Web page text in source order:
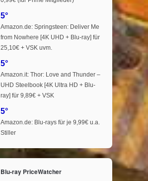
5°
Amazon.de: Springsteen: Deliver Me
from Nowhere [4K UHD + Blu-ray] für
25,10€ + VSK uvm.
5°
Amazon.it: Thor: Love and Thunder –
UHD Steelbook [4K Ultra HD + Blu-
ray] für 9,89€ + VSK
5°
Amazon.de: Blu-rays für je 9,99€ u.a.
Stiller
Blu-ray PriceWatcher